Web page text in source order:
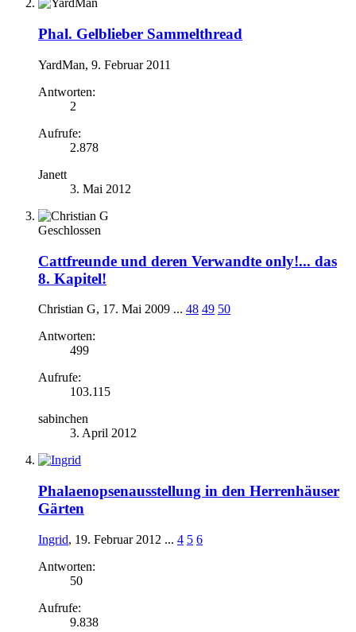
Phal. Gelblieber Sammelthread
YardMan, 9. Februar 2011
Antworten:
2
Aufrufe:
2.878
Janett
3. Mai 2012
Geschlossen
Cattfreunde und deren Verwandte only!... das
8. Kapitel!
Christian G, 17. Mai 2009 ... 48 49 50
Antworten:
499
Aufrufe:
103.115
sabinchen
3. April 2012
Phalaenopsenausstellung in den Herrenhäuser
Gärten
Ingrid, 19. Februar 2012 ... 4 5 6
Antworten:
50
Aufrufe:
9.838